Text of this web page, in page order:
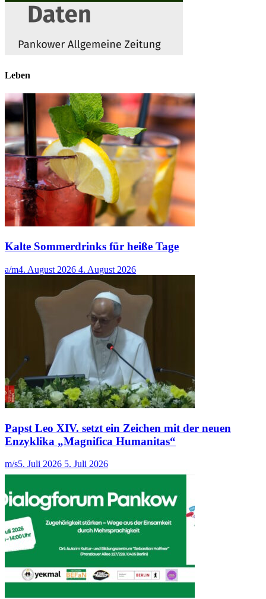
Leben
Kalte Sommerdrinks für heiße Tage
a/m4. August 2026 4. August 2026
Papst Leo XIV. setzt ein Zeichen mit der neuen
Enzyklika „Magnifica Humanitas“
m/s5. Juli 2026 5. Juli 2026